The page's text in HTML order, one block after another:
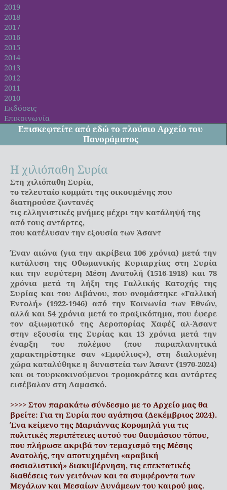
2019
2018
2017
2016
2015
2014
2013
2012
2011
2010
Εκδόσεις
Επικοινωνία
Επισκεφτείτε από εδώ το πλούσιο Αρχείο του
Πανοράματος
Η χιλιόπαθη Συρία
Στη χιλιόπαθη Συρία,
το τελευταίο κομμάτι της οικουμένης που
διατηρούσε ζωντανές
τις ελληνιστικές μνήμες μέχρι την κατάληψή της
από τους αντάρτες,
που κατέλυσαν την εξουσία των Άσαντ
Έναν αιώνα (για την ακρίβεια 106 χρόνια) μετά την
κατάλυση της Οθωμανικής Κυριαρχίας στη Συρία
και την ευρύτερη Μέση Ανατολή (1516-1918) και 78
χρόνια μετά τη λήξη της Γαλλικής Κατοχής της
Συρίας και του Λιβάνου, που ονομάστηκε «Γαλλική
Εντολή» (1922-1946) από την Κοινωνία των Εθνών,
αλλά και 54 χρόνια μετά το πραξικόπημα, που έφερε
τον αξιωματικό της Αεροπορίας Χαφέζ αλ-Άσαντ
στην εξουσία της Συρίας και 13 χρόνια μετά την
έναρξη του πολέμου (που παραπλανητικά
χαρακτηρίστηκε σαν «Εμφύλιος»), στη διαλυμένη
χώρα καταλύθηκε η δυναστεία των Άσαντ (1970-2024)
και οι τουρκοκινούμενοι τρομοκράτες και αντάρτες
εισέβαλαν στη Δαμασκό.
>>>> Στον παρακάτω σύνδεσμο με το Αρχείο μας θα
βρείτε: Για τη Συρία που αγάπησα (Δεκέμβριος 2024).
Ένα κείμενο της Μαριάννας Κορομηλά για τις
πολιτικές περιπέτειες αυτού του θαυμάσιου τόπου,
που πλήρωσε ακριβά τον τεμαχισμό της Μέσης
Ανατολής, την αποτυχημένη «αραβική
σοσιαλιστική» διακυβέρνηση, τις επεκτατικές
διαθέσεις των γειτόνων και τα συμφέροντα των
Μεγάλων και Μεσαίων Δυνάμεων του καιρού μας.